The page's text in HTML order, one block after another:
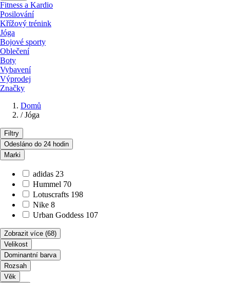
Fitness a Kardio
Posilování
Křížový trénink
Jóga
Bojové sporty
Oblečení
Boty
Vybavení
Výprodej
Značky
Domů
/ Jóga
Filtry
Odesláno do 24 hodin
Marki
adidas 23
Hummel 70
Lotuscrafts 198
Nike 8
Urban Goddess 107
Zobrazit více (68)
Velikost
Dominantní barva
Rozsah
Věk